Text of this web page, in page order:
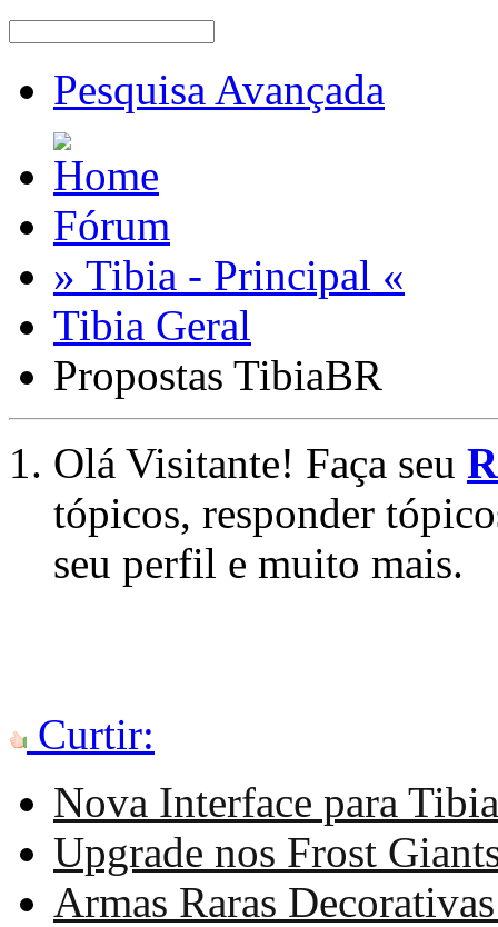
Pesquisa Avançada
Fórum
» Tibia - Principal «
Tibia Geral
Propostas TibiaBR
Olá Visitante! Faça seu
tópicos, responder
seu perfil e muito mais.
Curtir:
Nova Interface para
Upgrade nos Frost
Armas Raras